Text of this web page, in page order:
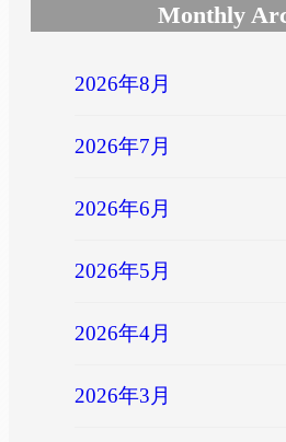
Monthly
2026年8月
2026年7月
2026年6月
2026年5月
2026年4月
2026年3月